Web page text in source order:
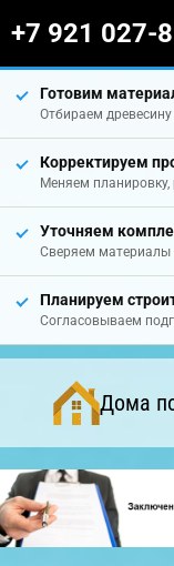
+7 921 027-
Готовим
Отбираем
Корректируем
Меняем планировку,
Уточняем
Сверяем материалы
Планируем
Согласовываем
Дома